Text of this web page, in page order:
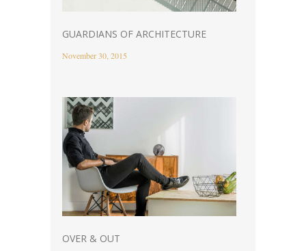
GUARDIANS OF ARCHITECTURE
November 30, 2015
OVER & OUT